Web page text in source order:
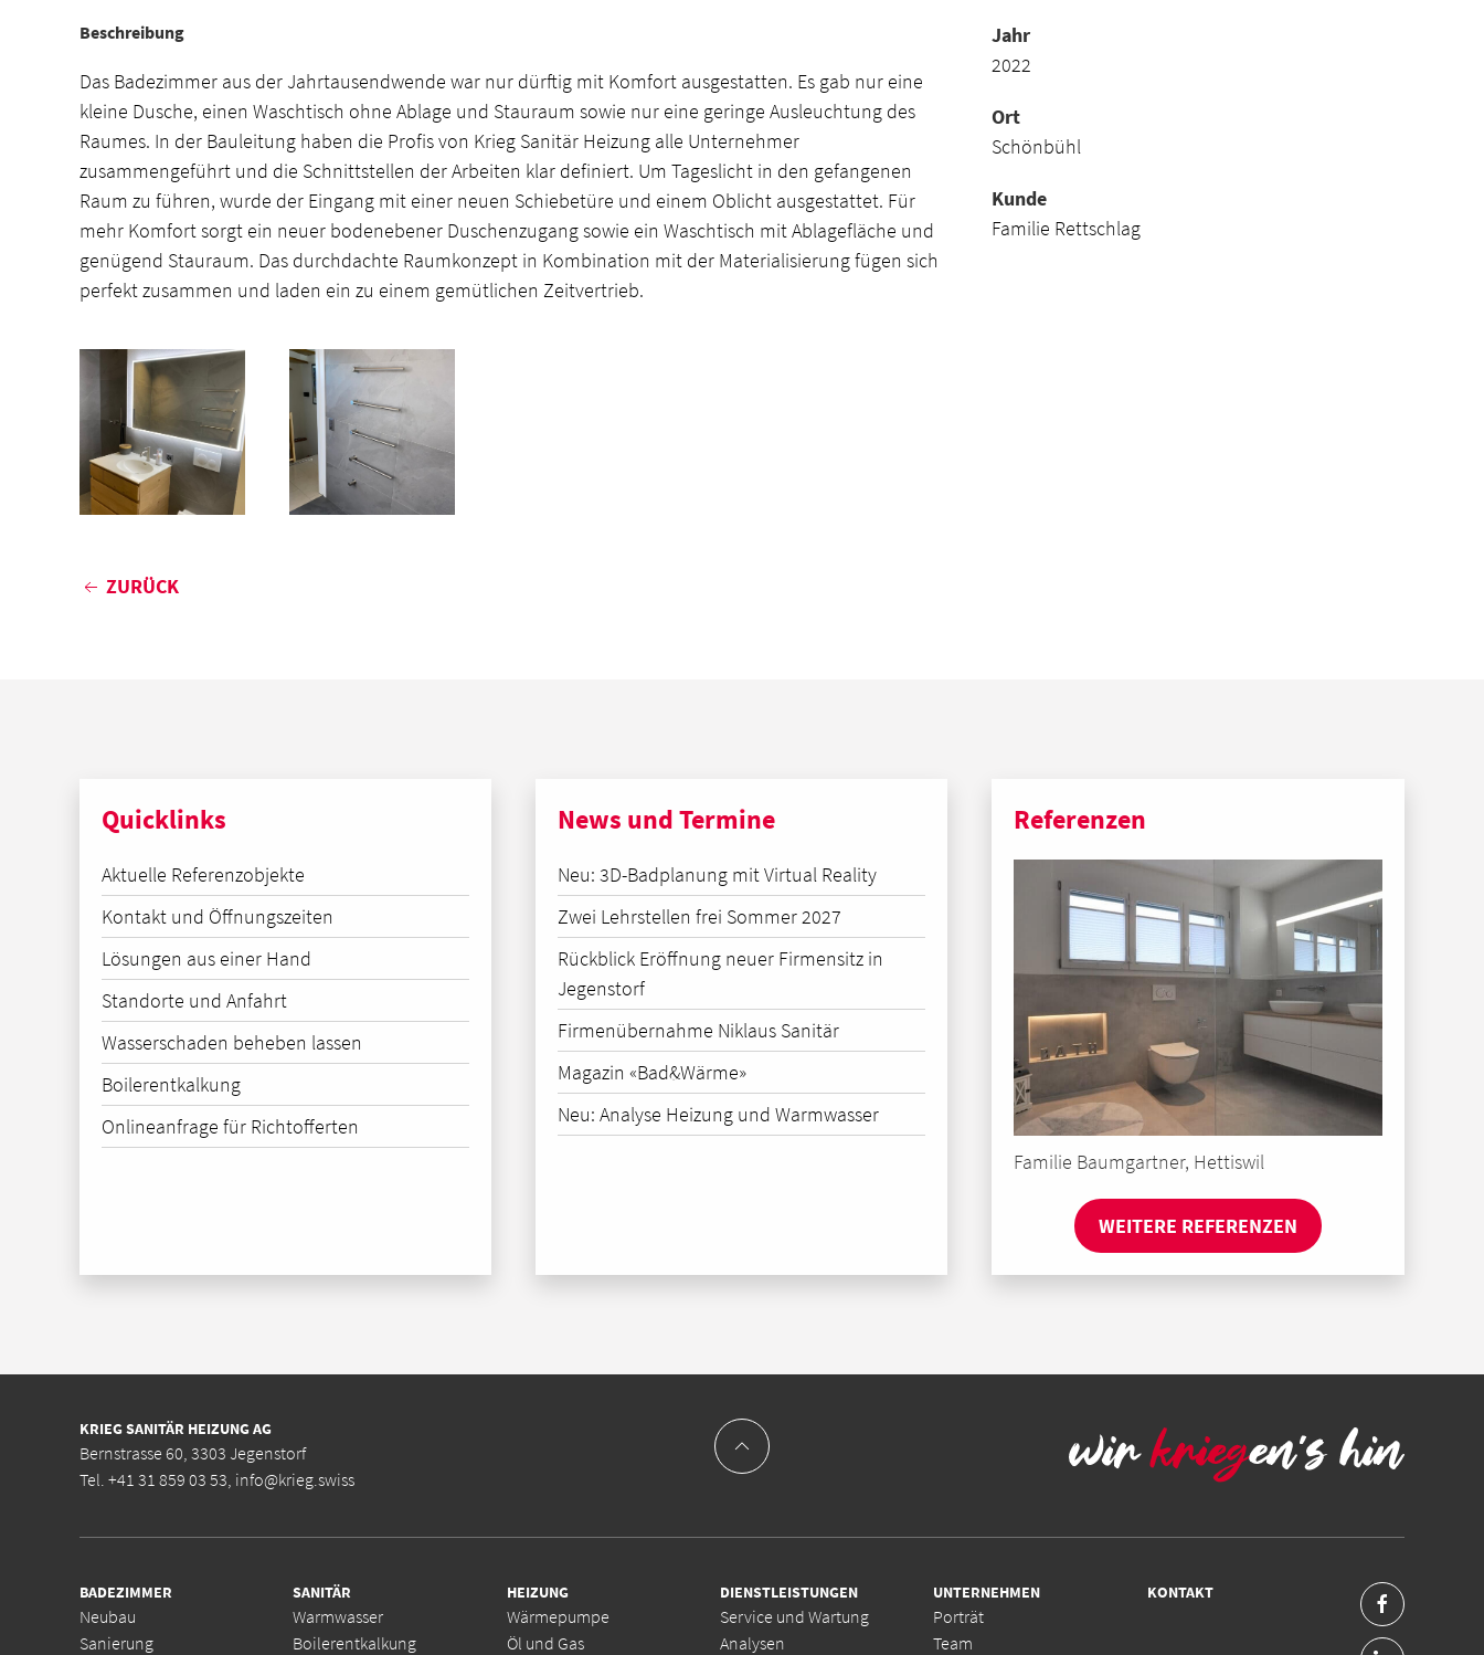
Beschreibung
Das Badezimmer aus der Jahrtausendwende war nur dürftig mit Komfort ausgestatten. Es gab nur eine
kleine Dusche, einen Waschtisch ohne Ablage und Stauraum sowie nur eine geringe Ausleuchtung des
Raumes. In der Bauleitung haben die Profis von Krieg Sanitär Heizung alle Unternehmer
zusammengeführt und die Schnittstellen der Arbeiten klar definiert. Um Tageslicht in den gefangenen
Raum zu führen, wurde der Eingang mit einer neuen Schiebetüre und einem Oblicht ausgestattet. Für
mehr Komfort sorgt ein neuer bodenebener Duschenzugang sowie ein Waschtisch mit Ablagefläche und
genügend Stauraum. Das durchdachte Raumkonzept in Kombination mit der Materialisierung fügen sich
perfekt zusammen und laden ein zu einem gemütlichen Zeitvertrieb.
Jahr
2022
Ort
Schönbühl
Kunde
Familie Rettschlag
ZURÜCK
Quicklinks
Aktuelle Referenzobjekte
Kontakt und Öffnungszeiten
Lösungen aus einer Hand
Standorte und Anfahrt
Wasserschaden beheben lassen
Boilerentkalkung
Onlineanfrage für Richtofferten
News und Termine
Neu: 3D-Badplanung mit Virtual Reality
Zwei Lehrstellen frei Sommer 2027
Rückblick Eröffnung neuer Firmensitz in
Jegenstorf
Firmenübernahme Niklaus Sanitär
Magazin «Bad&Wärme»
Neu: Analyse Heizung und Warmwasser
Referenzen
Familie Baumgartner, Hettiswil
WEITERE REFERENZEN
KRIEG SANITÄR HEIZUNG AG
Bernstrasse 60, 3303 Jegenstorf
Tel. +41 31 859 03 53 info@krieg.swiss
BADEZIMMER
Neubau
Sanierung
SANITÄR
Warmwasser
Boilerentkalkung
HEIZUNG
Wärmepumpe
Öl und Gas
DIENSTLEISTUNGEN
Service und Wartung
Analysen
UNTERNEHMEN
Porträt
Team
KONTAKT